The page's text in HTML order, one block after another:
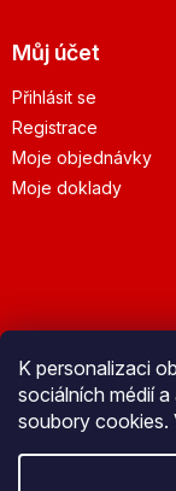
K personalizaci
sociálních médií
soubory cookies.
Můj účet
Přihlásit se
Registrace
Moje objednávky
Moje doklady